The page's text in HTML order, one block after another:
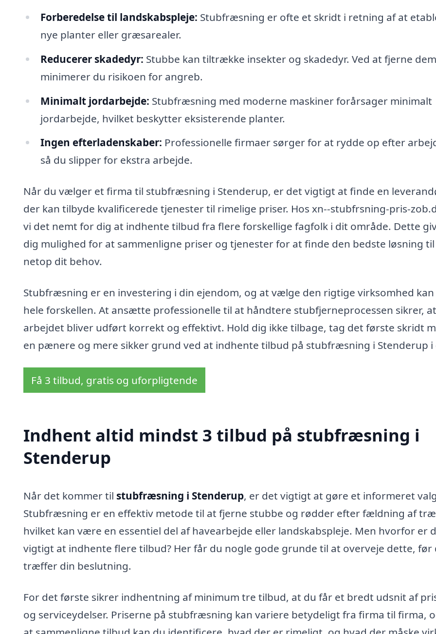
Forberedelse til landskabspleje: Stubfræsning er ofte et skridt i retning af at
nye planter eller græsarealer.
Reducerer skadedyr: Stubbe kan tiltrække insekter og skadedyr. Ved at fjerne dem
minimerer du risikoen for angreb.
Minimalt jordarbejde: Stubfræsning med moderne maskiner forårsager minimalt
jordarbejde, hvilket beskytter eksisterende planter.
Ingen efterladenskaber: Professionelle firmaer sørger for at rydde op efter
så du slipper for ekstra arbejde.
Når du vælger et firma til stubfræsning i Stenderup, er det vigtigt at finde en
der kan tilbyde kvalificerede tjenester til rimelige priser. Hos xn--stubfrsning-pris-
vi det nemt for dig at indhente tilbud fra flere forskellige fagfolk i dit område. Dette
dig mulighed for at sammenligne priser og tjenester for at finde den bedste løsning til
netop dit behov.
Stubfræsning er en investering i din ejendom, og at vælge den rigtige virksomhed
hele forskellen. At ansætte professionelle til at håndtere stubfjerneprocessen sikrer, at
arbejdet bliver udført korrekt og effektivt. Hold dig ikke tilbage, tag det første skridt
en pænere og mere sikker grund ved at indhente tilbud på stubfræsning i Stenderup i
Få 3 tilbud, gratis og uforpligtende
Indhent altid mindst 3 tilbud på stubfræsning i
Stenderup
Når det kommer til stubfræsning i Stenderup, er det vigtigt at gøre et informeret
Stubfræsning er en effektiv metode til at fjerne stubbe og rødder efter fældning af
hvilket kan være en essentiel del af havearbejde eller landskabspleje. Men hvorfor er
vigtigt at indhente flere tilbud? Her får du nogle gode grunde til at overveje dette, før
træffer din beslutning.
For det første sikrer indhentning af minimum tre tilbud, at du får et bredt udsnit af
og serviceydelser. Priserne på stubfræsning kan variere betydeligt fra firma til firma,